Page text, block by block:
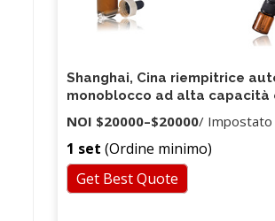
Shanghai, Cina riempitrice
monoblocco ad alta capacità
NOI $20000–$20000/ Impostato
1 set (Ordine minimo)
Get Best Quote